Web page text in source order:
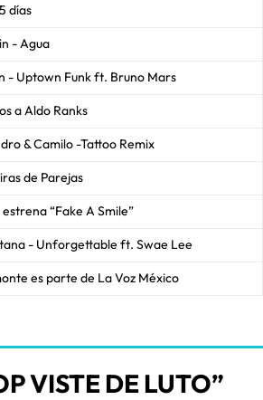
días
- Agua
- Uptown Funk ft. Bruno Mars
a Aldo Ranks
& Camilo -Tattoo Remix
de Parejas
“Fake A Smile”
- Unforgettable ft. Swae Lee
es parte de La Voz México
VISTE DE LUTO”